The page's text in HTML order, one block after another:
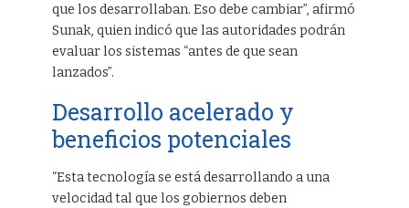
que los desarrollaban. Eso debe cambiar”, afirmó
Sunak, quien indicó que las autoridades podrán
evaluar los sistemas “antes de que sean
lanzados”.
Desarrollo acelerado y
beneficios potenciales
“Esta tecnología se está desarrollando a una
velocidad tal que los gobiernos deben